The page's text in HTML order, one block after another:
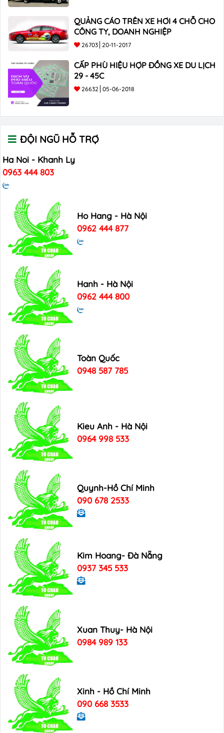
QUẢNG CÁO TRÊN XE HƠI 4 CHỖ CHO
CÔNG TY, DOANH NGHIỆP
26703 20-11-2017
CẤP PHÙ HIỆU HỢP ĐỒNG XE DU LỊCH
29 - 45C
26632 05-06-2018
ĐỘI NGŨ HỖ TRỢ
Ha Noi - Khanh Ly
0963 444 803
Ho Hang - Hà Nội
0962 444 877
Hanh - Hà Nội
0962 444 800
Toàn Quốc
0948 587 785
Kieu Anh - Hà Nội
0964 998 533
Quynh-Hồ Chí Minh
090 678 2533
Kim Hoang- Đà Nẵng
0937 345 533
Xuan Thuy- Hà Nội
0984 989 133
Xinh - Hồ Chí Minh
090 668 3533